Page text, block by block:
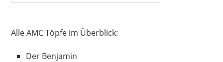
Alle AMC Töpfe im Überblick:
Der Benjamin